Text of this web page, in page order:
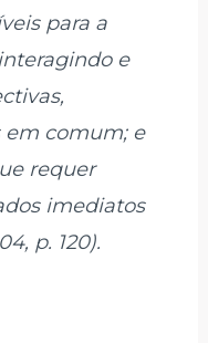
para a
e
em comum; e
requer
imediatos
p. 120).